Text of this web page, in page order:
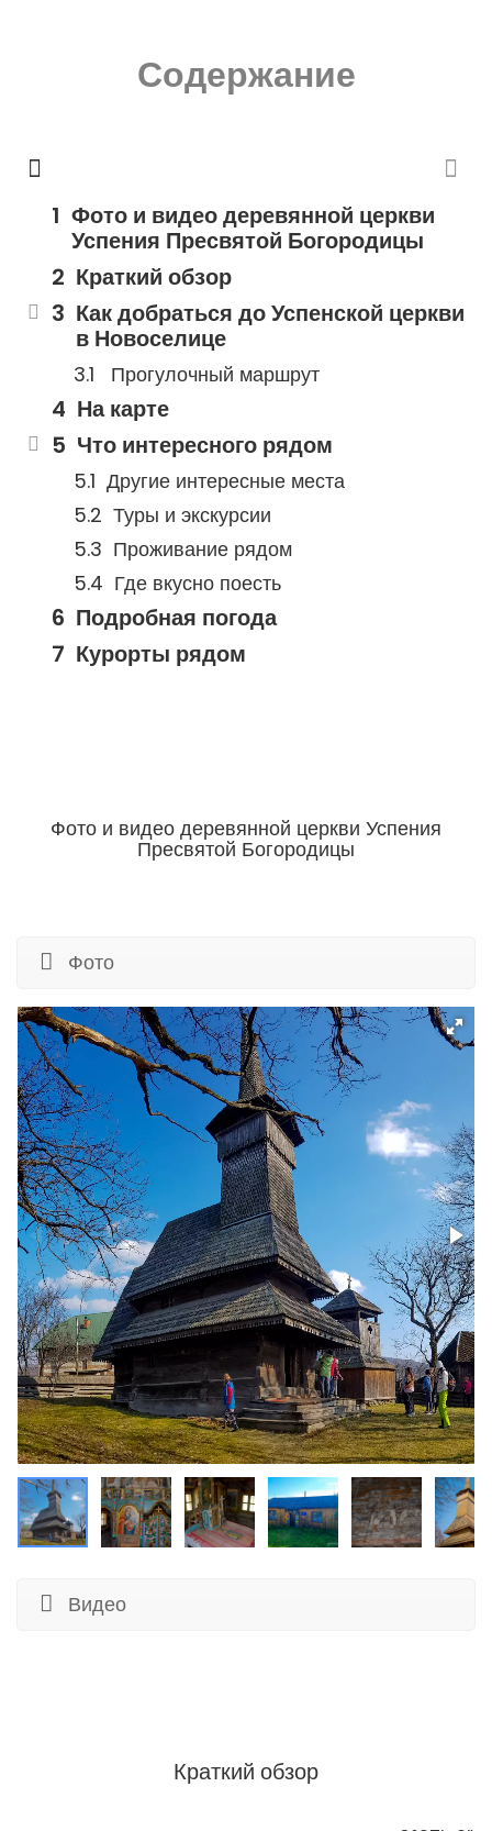
Содержание
Фото и видео деревянной церкви
Успения Пресвятой Богородицы
Краткий обзор
Как добраться до Успенской церкви
в Новоселице
Прогулочный маршрут
На карте
Что интересного рядом
Другие интересные места
Туры и экскурсии
Проживание рядом
Где вкусно поесть
Подробная погода
Курорты рядом
Фото и видео деревянной церкви Успения
Пресвятой Богородицы
Фото
Видео
Краткий обзор